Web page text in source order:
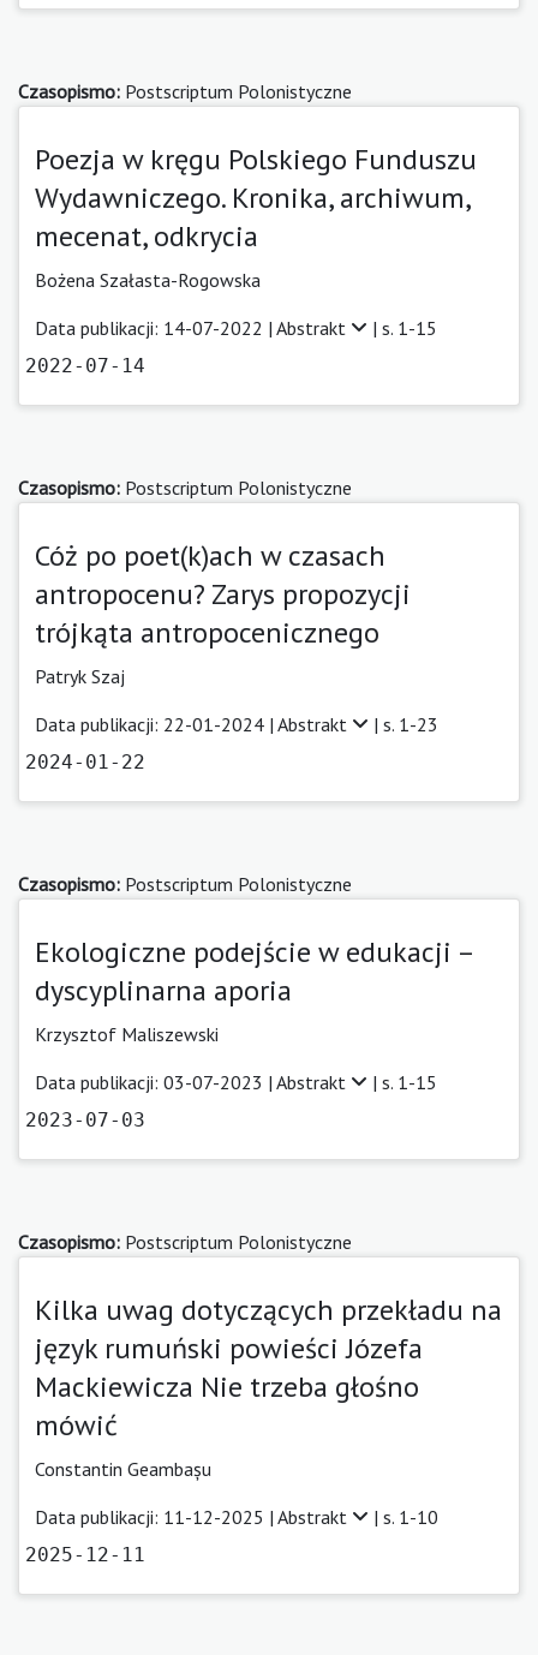
Czasopismo: Postscriptum Polonistyczne
Poezja w kręgu Polskiego Funduszu
Wydawniczego. Kronika, archiwum,
mecenat, odkrycia
Bożena Szałasta-Rogowska
Data publikacji: 14-07-2022 | Abstrakt | s. 1-15
2022-07-14
Czasopismo: Postscriptum Polonistyczne
Cóż po poet(k)ach w czasach
antropocenu? Zarys propozycji
trójkąta antropocenicznego
Patryk Szaj
Data publikacji: 22-01-2024 | Abstrakt | s. 1-23
2024-01-22
Czasopismo: Postscriptum Polonistyczne
Ekologiczne podejście w edukacji –
dyscyplinarna aporia
Krzysztof Maliszewski
Data publikacji: 03-07-2023 | Abstrakt | s. 1-15
2023-07-03
Czasopismo: Postscriptum Polonistyczne
Kilka uwag dotyczących przekładu na
język rumuński powieści Józefa
Mackiewicza Nie trzeba głośno
mówić
Constantin Geambașu
Data publikacji: 11-12-2025 | Abstrakt | s. 1-10
2025-12-11